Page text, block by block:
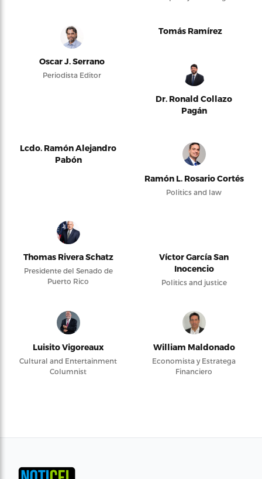
Oscar J. Serrano
Periodista Editor
Tomás Ramírez
Dr. Ronald Collazo
Pagán
Lcdo. Ramón Alejandro
Pabón
Ramón L. Rosario Cortés
Politics and law
Thomas Rivera Schatz
Presidente del Senado de
Puerto Rico
Víctor García San
Inocencio
Politics and justice
Luisito Vigoreaux
Cultural and Entertainment
Columnist
William Maldonado
Economista y Estratega
Financiero